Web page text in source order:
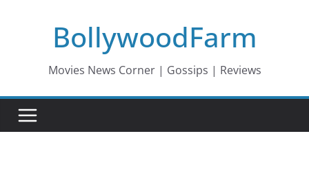
BollywoodFarm
Movies News Corner | Gossips | Reviews